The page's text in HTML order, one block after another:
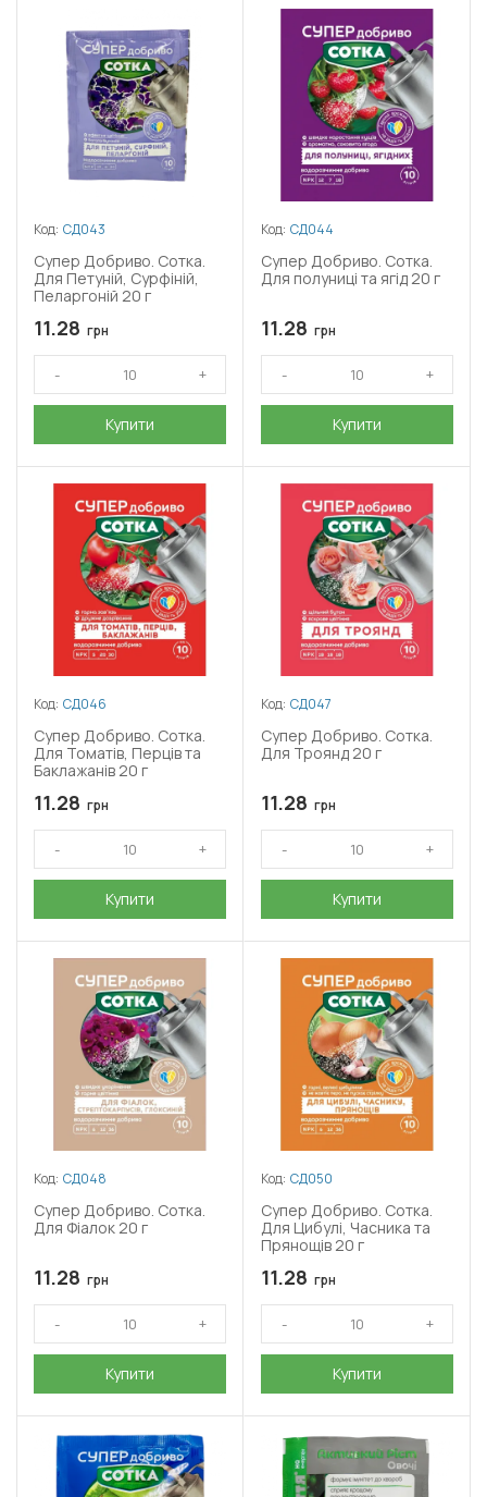
Код: СД043
Супер Добриво. Сотка.
Для Петуній, Сурфіній,
Пеларгоній 20 г
11.28 грн
Купити
Код: СД044
Супер Добриво. Сотка.
Для полуниці та ягід 20 г
11.28 грн
Купити
Код: СД046
Супер Добриво. Сотка.
Для Томатів, Перців та
Баклажанів 20 г
11.28 грн
Купити
Код: СД047
Супер Добриво. Сотка.
Для Троянд 20 г
11.28 грн
Купити
Код: СД048
Супер Добриво. Сотка.
Для Фіалок 20 г
11.28 грн
Купити
Код: СД050
Супер Добриво. Сотка.
Для Цибулі, Часника та
Прянощів 20 г
11.28 грн
Купити